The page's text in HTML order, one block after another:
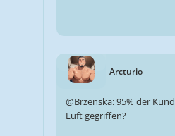
Arcturio
@Brzenska: 95% der
Luft gegriffen?